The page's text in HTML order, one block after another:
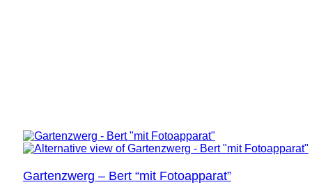
Gartenzwerg – Bert “mit Fotoapparat”